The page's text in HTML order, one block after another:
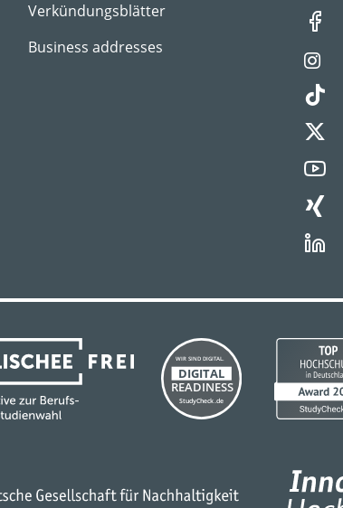
Verkündungsblätter
Business addresses